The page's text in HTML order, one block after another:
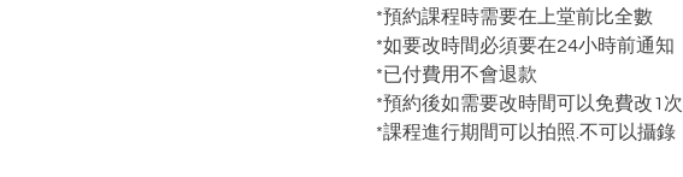
*預約課程時需要在上堂前比全數
*如要改時間必須要在24小時前通知
*已付費用不會退款
*預約後如需要改時間可以免費改1次
*課程進行期間可以拍照.不可以攝錄